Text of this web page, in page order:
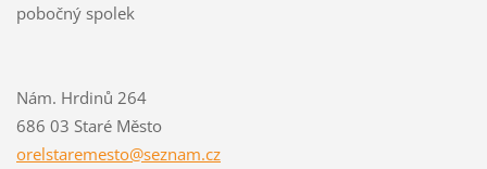
pobočný spolek
Nám. Hrdinů 264
686 03 Staré Město
orelstaremesto@seznam.cz